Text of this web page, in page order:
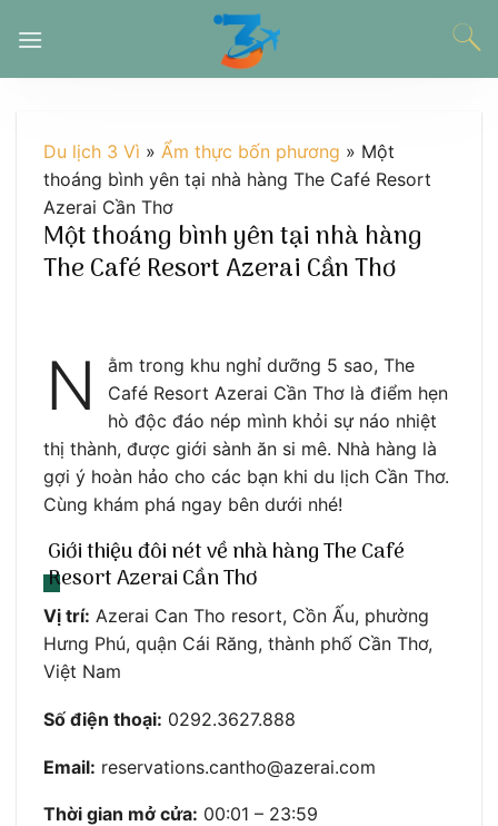
đến
Du lịch 3 Vì » Ẩm thực bốn phương » Một
thoáng bình yên tại nhà hàng The Café Resort
Azerai Cần Thơ
Một thoáng bình yên tại nhà hàng
The Café Resort Azerai Cần Thơ
N
ằm trong khu nghỉ dưỡng 5 sao, The
Café Resort Azerai Cần Thơ là điểm hẹn
hò độc đáo nép mình khỏi sự náo nhiệt
thị thành, được giới sành ăn si mê. Nhà hàng là
gợi ý hoàn hảo cho các bạn khi du lịch Cần Thơ.
Cùng khám phá ngay bên dưới nhé!
Giới thiệu đôi nét về nhà hàng The Café
Resort Azerai Cần Thơ
Vị trí: Azerai Can Tho resort, Cồn Ấu, phường
Hưng Phú, quận Cái Răng, thành phố Cần Thơ,
Việt Nam
Số điện thoại: 0292.3627.888
Email: reservations.cantho@azerai.com
Thời gian mở cửa: 00:01 – 23:59